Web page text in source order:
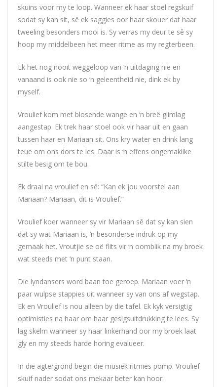
skuins voor my te loop. Wanneer ek haar stoel regskuif
sodat sy kan sit, sê ek saggies oor haar skouer dat haar
tweeling besonders mooi is. Sy verras my deur te sê sy
hoop my middelbeen het meer ritme as my regterbeen.
Ek het nog nooit weggeloop van ‘n uitdaging nie en
vanaand is ook nie so ‘n geleentheid nie, dink ek by
myself.
Vroulief kom met blosende wange en ‘n breë glimlag
aangestap. Ek trek haar stoel ook vir haar uit en gaan
tussen haar en Mariaan sit. Ons kry water en drink lang
teue om ons dors te les. Daar is ‘n effens ongemaklike
stilte besig om te bou.
Ek draai na vroulief en sê: “Kan ek jou voorstel aan
Mariaan? Mariaan, dit is Vroulief.”
Vroulief koer wanneer sy vir Mariaan sê dat sy kan sien
dat sy wat Mariaan is, ‘n besonderse indruk op my
gemaak het. Vroutjie se oë flits vir ‘n oomblik na my broek
wat steeds met ‘n punt staan.
Die lyndansers word baan toe geroep. Mariaan voer ‘n
paar wulpse stappies uit wanneer sy van ons af wegstap.
Ek en Vroulief is nou alleen by die tafel. Ek kyk versigtig
optimisties na haar om haar gesigsuitdrukking te lees. Sy
lag skelm wanneer sy haar linkerhand oor my broek laat
gly en my steeds harde horing evalueer.
In die agtergrond begin die musiek ritmies pomp. Vroulief
skuif nader sodat ons mekaar beter kan hoor.